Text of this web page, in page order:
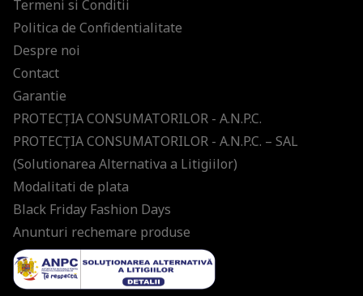
Termeni si Conditii
Politica de Confidentialitate
Despre noi
Contact
Garantie
PROTECŢIA CONSUMATORILOR - A.N.P.C.
PROTECŢIA CONSUMATORILOR - A.N.P.C. – SAL
(Solutionarea Alternativa a Litigiilor)
Modalitati de plata
Black Friday Fashion Days
Anunturi rechemare produse